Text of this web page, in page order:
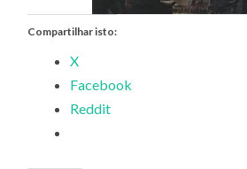
Compartilhar isto:
X
Facebook
Reddit